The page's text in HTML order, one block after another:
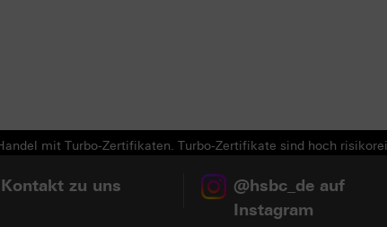
mit Turbo-Zertifikaten. Turbo-Zertifikate sind hoch
zu uns
@hsbc_de auf
Instagram